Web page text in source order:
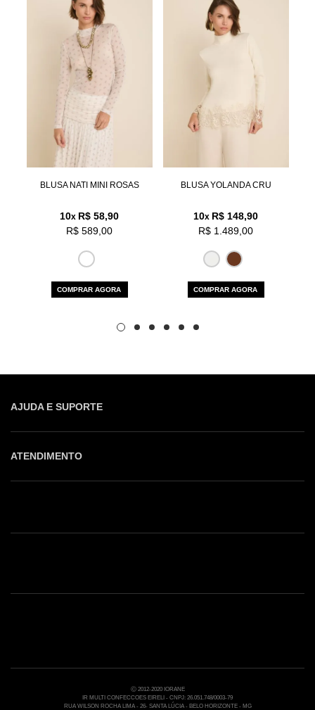
Aceito ostermos e polí­ticas de privacidade
BLUSA NATI MINI ROSAS
10x R$ 58,90
R$ 589,00
COMPRAR AGORA
BLUSA YOLANDA CRU
10x R$ 148,90
R$ 1.489,00
COMPRAR AGORA
AJUDA E SUPORTE
ATENDIMENTO
Nossas Lojas
Ⓒ 2012-2020 IORANE
IR MULTI CONFECCOES EIRELI - CNPJ: 26.051.748/0003-79
RUA WILSON ROCHA LIMA - 26- SANTA LÚCIA - BELO HORIZONTE - MG